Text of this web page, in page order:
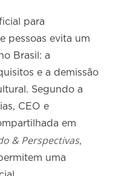
para
pessoas evita um
Brasil: a
e a demissão
Segundo a
CEO e
em
& Perspectivas,
uma